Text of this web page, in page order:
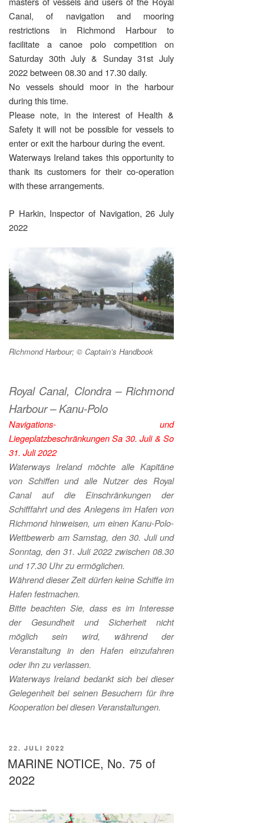
Canal, of navigation and mooring
restrictions in Richmond Harbour to
facilitate a canoe polo competition on
Saturday 30th July & Sunday 31st July
2022 between 08.30 and 17.30 daily.
No vessels should moor in the harbour
during this time.
Please note, in the interest of Health &
Safety it will not be possible for vessels to
enter or exit the harbour during the event.
Waterways Ireland takes this opportunity to
thank its customers for their co-operation
with these arrangements.
P Harkin, Inspector of Navigation, 26 July
2022
Richmond Harbour; © Captain’s Handbook
Royal Canal, Clondra – Richmond
Harbour – Kanu-Polo
Navigations- und
Liegeplatzbeschränkungen Sa 30. Juli & So
31. Juli 2022
Waterways Ireland möchte alle Kapitäne
von Schiffen und alle Nutzer des Royal
Canal auf die Einschränkungen der
Schifffahrt und des Anlegens im Hafen von
Richmond hinweisen, um einen Kanu-Polo-
Wettbewerb am Samstag, den 30. Juli und
Sonntag, den 31. Juli 2022 zwischen 08.30
und 17.30 Uhr zu ermöglichen.
Während dieser Zeit dürfen keine Schiffe im
Hafen festmachen.
Bitte beachten Sie, dass es im Interesse
der Gesundheit und Sicherheit nicht
möglich sein wird, während der
Veranstaltung in den Hafen einzufahren
oder ihn zu verlassen.
Waterways Ireland bedankt sich bei dieser
Gelegenheit bei seinen Besuchern für ihre
Kooperation bei diesen Veranstaltungen.
VERÖFFENTLICHT
AM
22. JULI 2022
MARINE NOTICE, No. 75 of
2022